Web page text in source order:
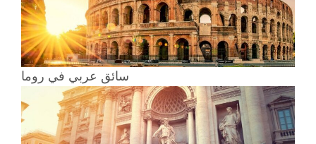
سائق عربي في روما